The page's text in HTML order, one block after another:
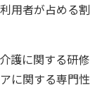
用者が占める割
護に関する研修
に関する専門性